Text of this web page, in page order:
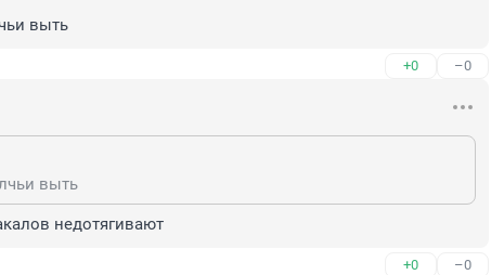
выть
+0 –0
выть
недотягивают
+0 –0